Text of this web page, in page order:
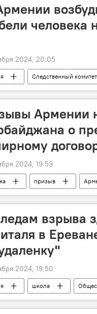
человека
2024, 20:05
Следственный комитет
Армении
о
2024, 19:59
призыв
Пашинян Никол
взрыва
в
2024, 19:50
школа